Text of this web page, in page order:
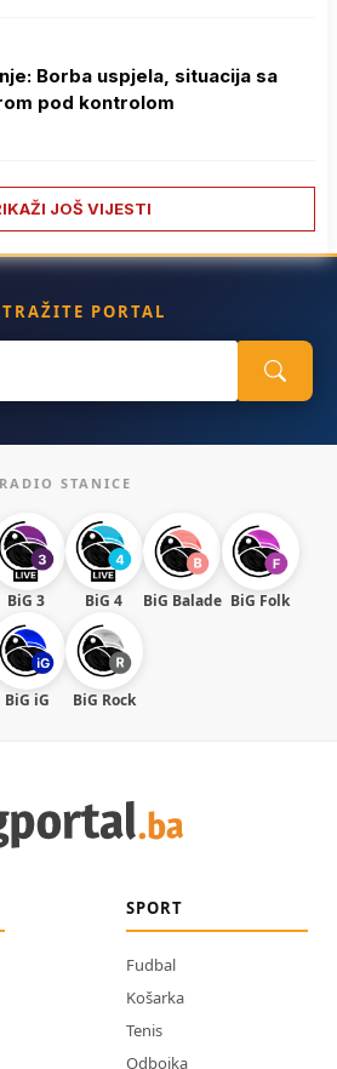
Borba uspjela, situacija sa
pod kontrolom
JOŠ VIJESTI
PORTAL
RADIO STANICE
BiG 3 BiG 4 BiG Balade BiG Folk
BiG iG BiG Rock
SPORT
Fudbal
Košarka
Tenis
Odbojka